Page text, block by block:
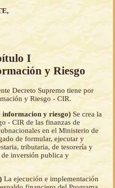
I
y Riesgo
Decreto Supremo tiene por
y Riesgo - CIR.
informacion y riesgo) Se crea la
- CIR de las finanzas de
en el Ministerio de
de formular, ejecutar y
tributaria, de tesorería y
inversión publica y
La ejecución e implementación